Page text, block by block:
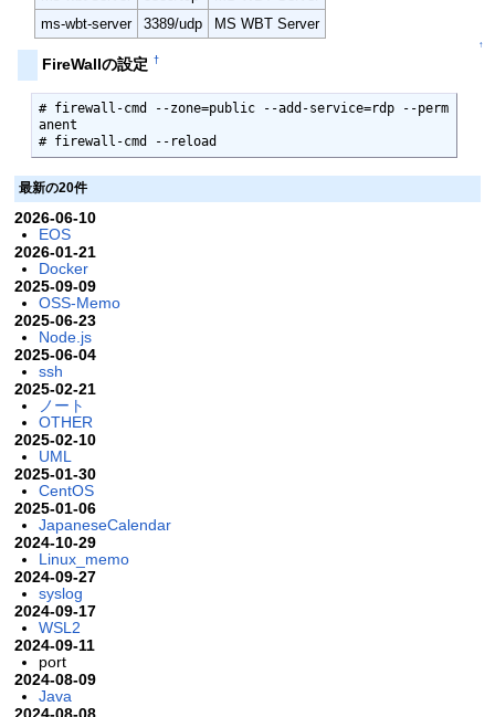
ms-wbt-server
3389/udp MS WBT Server
↑
FireWallの設定 †
# firewall-cmd --zone=public --add-service=rdp --perm
anent
# firewall-cmd --reload
最新の20件
2026-06-10
EOS
2026-01-21
Docker
2025-09-09
OSS-Memo
2025-06-23
Node.js
2025-06-04
ssh
2025-02-21
ノート
OTHER
2025-02-10
UML
2025-01-30
CentOS
2025-01-06
JapaneseCalendar
2024-10-29
Linux_memo
2024-09-27
syslog
2024-09-17
WSL2
2024-09-11
port
2024-08-09
Java
2024-08-08